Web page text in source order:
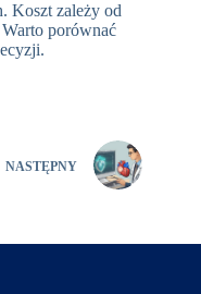
Koszt zależy od
porównać
NASTĘPNY